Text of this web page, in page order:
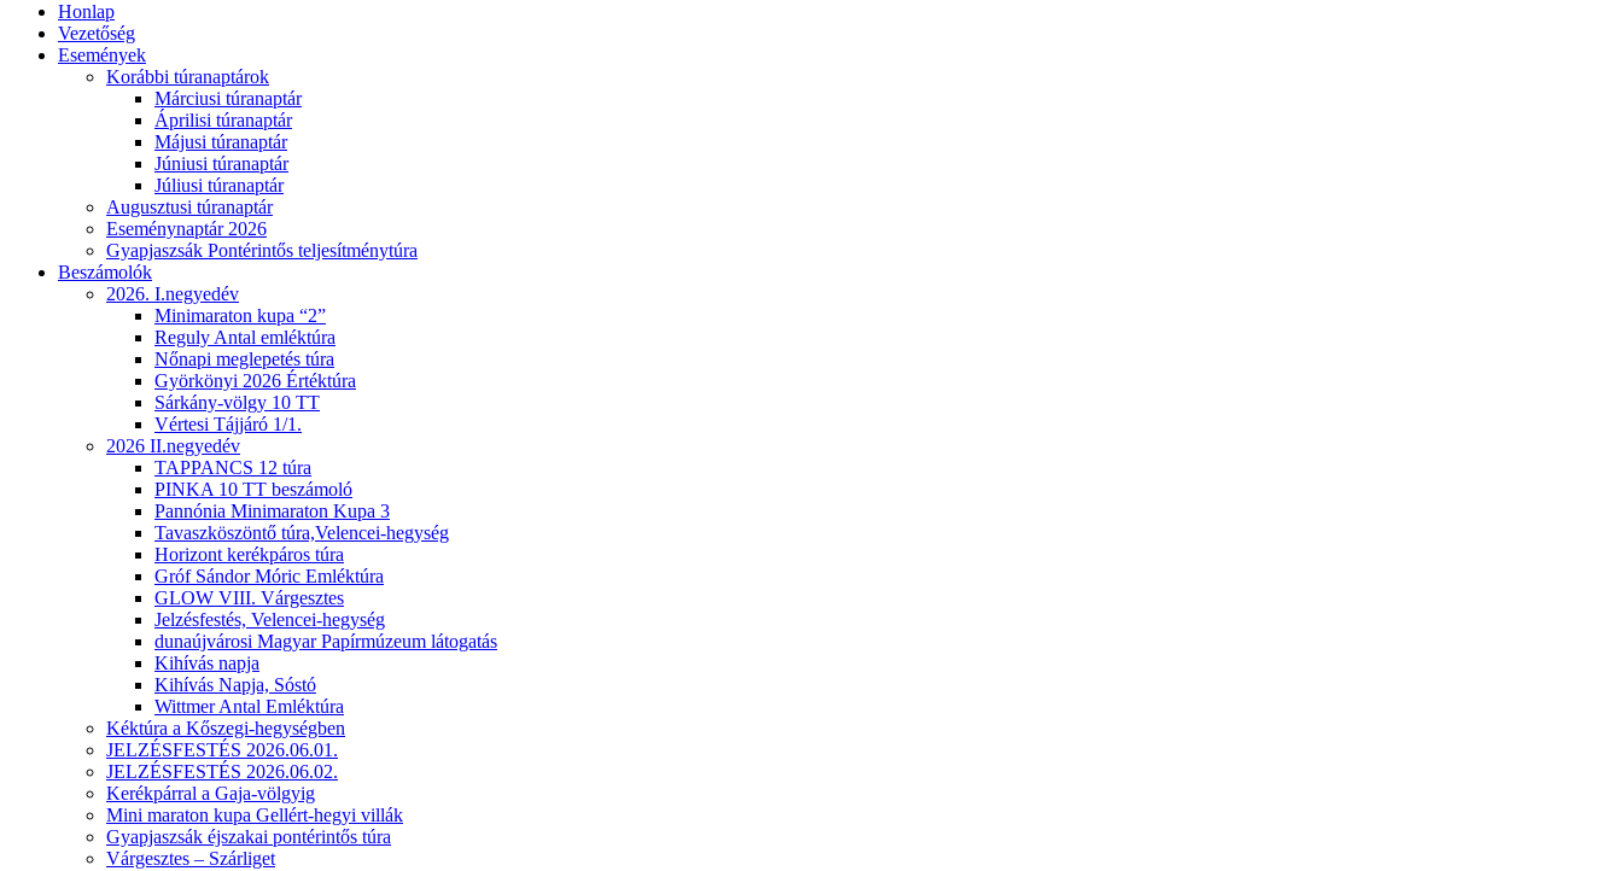
Honlap
Vezetőség
Események
Korábbi túranaptárok
Márciusi túranaptár
Áprilisi túranaptár
Májusi túranaptár
Júniusi túranaptár
Júliusi túranaptár
Augusztusi túranaptár
Eseménynaptár 2026
Gyapjaszsák Pontérintős teljesítménytúra
Beszámolók
2026. I.negyedév
Minimaraton kupa “2”
Reguly Antal emléktúra
Nőnapi meglepetés túra
Györkönyi 2026 Értéktúra
Sárkány-völgy 10 TT
Vértesi Tájjáró 1/1.
2026 II.negyedév
TAPPANCS 12 túra
PINKA 10 TT beszámoló
Pannónia Minimaraton Kupa 3
Tavaszköszöntő túra,Velencei-hegység
Horizont kerékpáros túra
Gróf Sándor Móric Emléktúra
GLOW VIII. Várgesztes
Jelzésfestés, Velencei-hegység
dunaújvárosi Magyar Papírmúzeum látogatás
Kihívás napja
Kihívás Napja, Sóstó
Wittmer Antal Emléktúra
Kéktúra a Kőszegi-hegységben
JELZÉSFESTÉS 2026.06.01.
JELZÉSFESTÉS 2026.06.02.
Kerékpárral a Gaja-völgyig
Mini maraton kupa Gellért-hegyi villák
Gyapjaszsák éjszakai pontérintős túra
Várgesztes – Szárliget